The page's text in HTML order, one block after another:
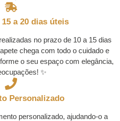
a 20 dias úteis
no prazo de 10 a 15 dias
chega com todo o cuidado e
o seu espaço com elegância,
✨
Personalizado
personalizado, ajudando-o a